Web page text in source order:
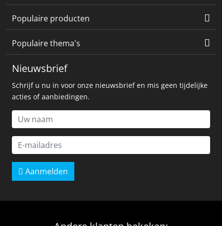
Populaire producten
Populaire thema's
Nieuwsbrief
Schrijf u nu in voor onze nieuwsbrief en mis geen tijdelijke
acties of aanbiedingen.
Aanmelden